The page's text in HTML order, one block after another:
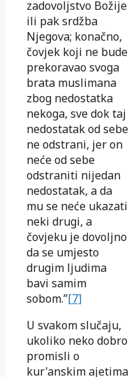
zadovoljstvo Božije
ili pak srdžba
Njegova; konačno,
čovjek koji ne bude
prekoravao svoga
brata muslimana
zbog nedostatka
nekoga, sve dok taj
nedostatak od sebe
ne odstrani, jer on
neće od sebe
odstraniti nijedan
nedostatak, a da
mu se neće ukazati
neki drugi, a
čovjeku je dovoljno
da se umjesto
drugim ljudima
bavi samim
sobom.”[7]
U svakom slučaju,
ukoliko neko dobro
promisli o
kur'anskim ajetima